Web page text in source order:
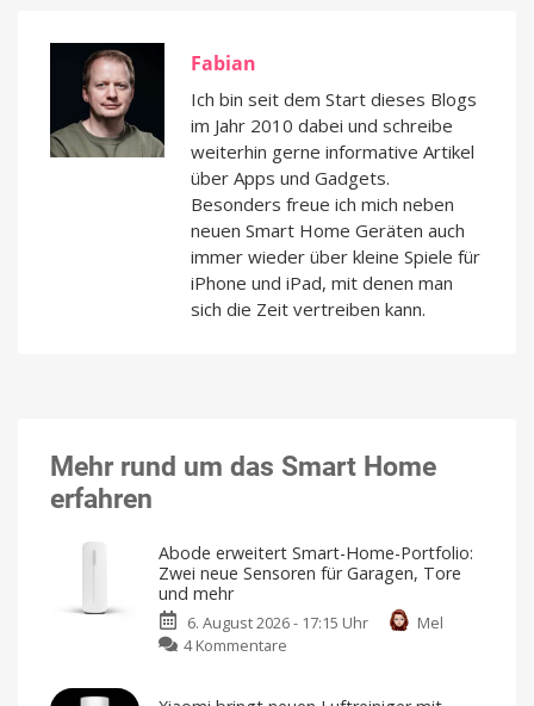
Fabian
Ich bin seit dem Start dieses Blogs
im Jahr 2010 dabei und schreibe
weiterhin gerne informative Artikel
über Apps und Gadgets.
Besonders freue ich mich neben
neuen Smart Home Geräten auch
immer wieder über kleine Spiele für
iPhone und iPad, mit denen man
sich die Zeit vertreiben kann.
Mehr rund um das Smart Home
erfahren
Abode erweitert Smart-Home-Portfolio:
Zwei neue Sensoren für Garagen, Tore
und mehr
6. August 2026 - 17:15 Uhr
Mel
4 Kommentare